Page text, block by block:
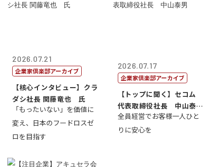
2026.07.21
企業家倶楽部アーカイブ
【核心インタビュー】クラ
ダシ社長 関藤竜也 氏
「もったいない」を価値に
変え、日本のフードロスゼ
ロを目指す
2026.07.17
企業家倶楽部アーカイブ
【トップに聞く】セコム
代表取締役社長 中山泰
男
全員経営でお客様一人ひと
りに安心を